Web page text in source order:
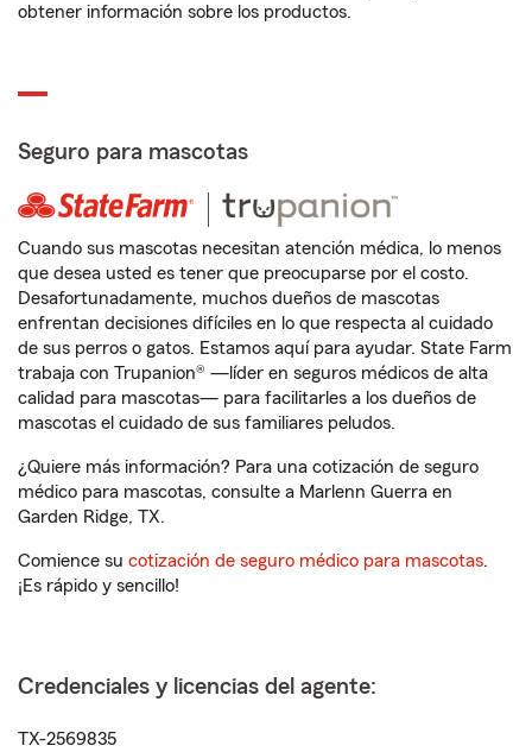
obtener información sobre los productos.
Seguro para mascotas
Cuando sus mascotas necesitan atención médica, lo menos
que desea usted es tener que preocuparse por el costo.
Desafortunadamente, muchos dueños de mascotas
enfrentan decisiones difíciles en lo que respecta al cuidado
de sus perros o gatos. Estamos aquí para ayudar. State Farm
trabaja con Trupanion® —líder en seguros médicos de alta
calidad para mascotas— para facilitarles a los dueños de
mascotas el cuidado de sus familiares peludos.
¿Quiere más información? Para una cotización de seguro
médico para mascotas, consulte a Marlenn Guerra en
Garden Ridge, TX.
Comience su cotización de seguro médico para mascotas.
¡Es rápido y sencillo!
Credenciales y licencias del agente:
TX-2569835